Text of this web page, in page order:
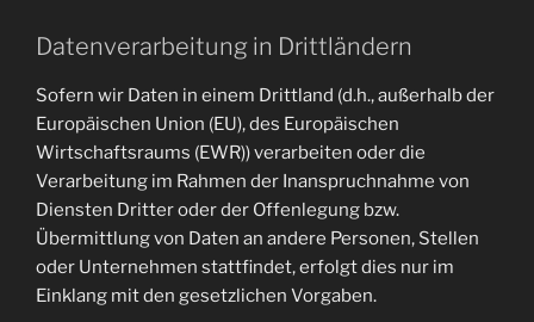
Datenverarbeitung in Drittländern
Sofern wir Daten in einem Drittland (d.h., außerhalb der
Europäischen Union (EU), des Europäischen
Wirtschaftsraums (EWR)) verarbeiten oder die
Verarbeitung im Rahmen der Inanspruchnahme von
Diensten Dritter oder der Offenlegung bzw.
Übermittlung von Daten an andere Personen, Stellen
oder Unternehmen stattfindet, erfolgt dies nur im
Einklang mit den gesetzlichen Vorgaben.